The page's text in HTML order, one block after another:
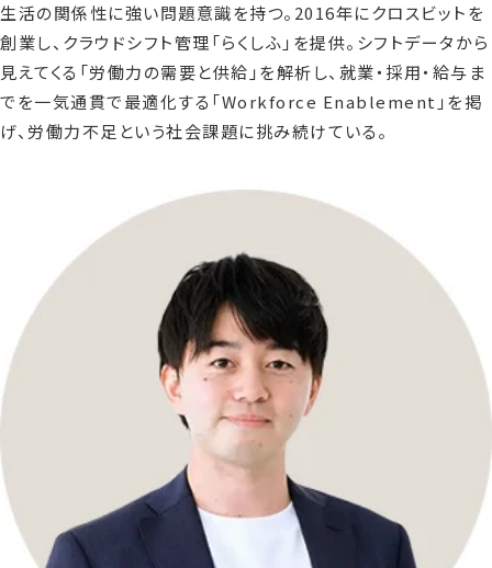
生活の関係性に強い問題意識を持つ。2016年にクロスビットを
創業し、クラウドシフト管理「らくしふ」を提供。シフトデータから
見えてくる「労働力の需要と供給」を解析し、就業・採用・給与ま
でを一気通貫で最適化する「Workforce Enablement」を掲
げ、労働力不足という社会課題に挑み続けている。